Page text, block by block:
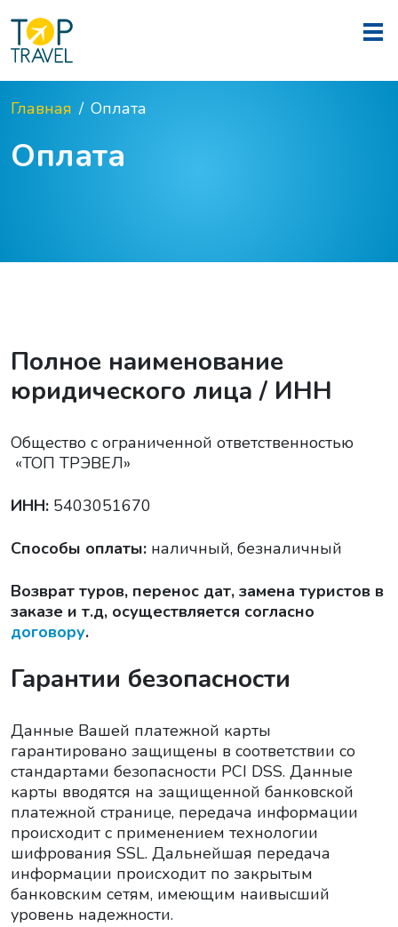
Главная Оплата
Оплата
Полное наименование
юридического лица / ИНН
Общество с ограниченной ответственностью
«ТОП ТРЭВЕЛ»
ИНН: 5403051670
Способы оплаты: наличный, безналичный
Возврат туров, перенос дат, замена туристов в
заказе и т.д, осуществляется согласно
договору.
Гарантии безопасности
Данные Вашей платежной карты
гарантировано защищены в соответствии со
стандартами безопасности PCI DSS. Данные
карты вводятся на защищенной банковской
платежной странице, передача информации
происходит с применением технологии
шифрования SSL. Дальнейшая передача
информации происходит по закрытым
банковским сетям, имеющим наивысший
уровень надежности.